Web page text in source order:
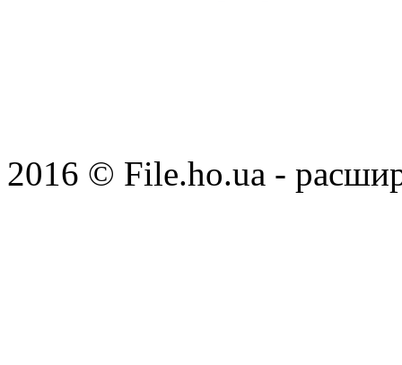
2016 © File.ho.ua -